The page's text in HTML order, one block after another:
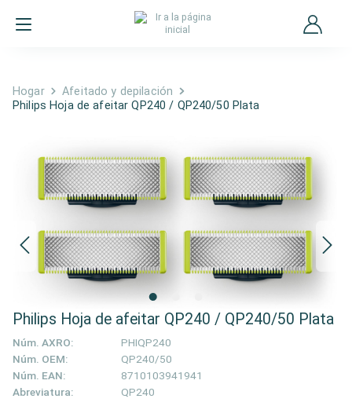
Hogar
Afeitado y depilación
Philips Hoja de afeitar QP240 / QP240/50 Plata
Philips Hoja de afeitar QP240 / QP240/50 Plata
Núm. AXRO:
PHIQP240
Núm. OEM:
QP240/50
Núm. EAN:
8710103941941
Abreviatura:
QP240